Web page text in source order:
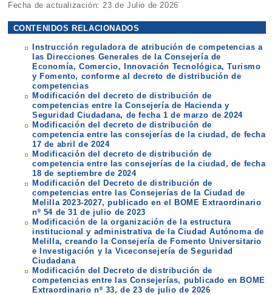
Fecha de actualización: 23 de Julio de 2026
CONTENIDOS RELACIONADOS
Instrucción reguladora de atribución de competencias a
las Direcciones Generales de la Consejería de
Economía, Comercio, Innovación Tecnológica, Turismo
y Fomento, conforme al decreto de distribución de
competencias
Modificación del decreto de distribución de
competencias entre la Consejería de Hacienda y
Seguridad Ciudadana, de fecha 1 de marzo de 2024
Modificación del decreto de distribución de
competencia entre las consejerías de la ciudad, de fecha
17 de abril de 2024
Modificación del decreto de distribución de
competencia entre las consejerías de la ciudad, de fecha
18 de septiembre de 2024
Modificación del Decreto de distribución de
competencias entre las Consejerías de la Ciudad de
Melilla 2023-2027, publicado en el BOME Extraordinario
nº 54 de 31 de julio de 2023
Modificación de la organización de la estructura
institucional y administrativa de la Ciudad Autónoma de
Melilla, creando la Consejería de Fomento Universitario
e Investigación y la Viceconsejería de Seguridad
Ciudadana
Modificación del Decreto de distribución de
competencias entre las Consejerías, publicado en BOME
Extraordinario nº 33, de 23 de julio de 2026